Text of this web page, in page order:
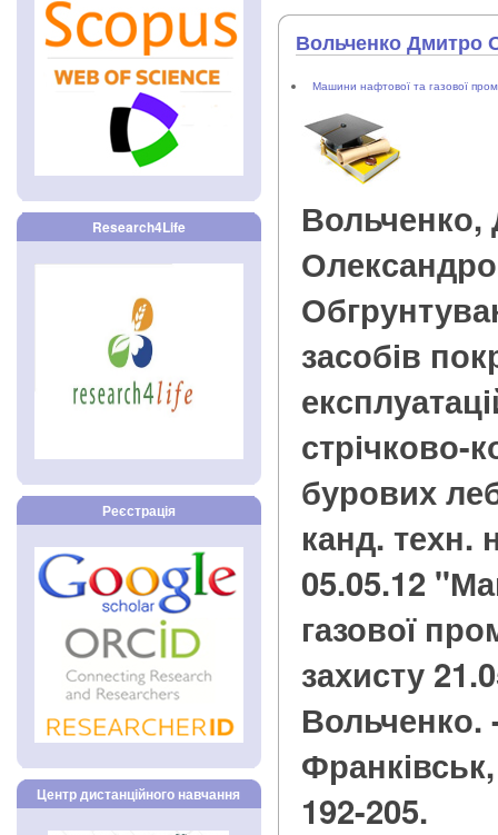
Research4Life
Реєстрація
Центр дистанційного навчання
Вольченко Дмитро
Машини нафтової та газової
засобів
стрічково-
бурових
канд. техн.
05.05.12
газової
захисту
Вольченко.
192-205.